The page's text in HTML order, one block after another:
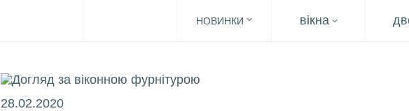
НОВИНКИ вікна
28.02.2020